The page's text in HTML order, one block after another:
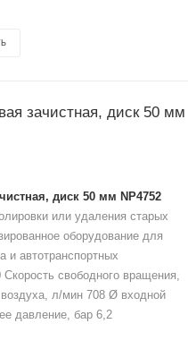
зачистная, диск 50 мм
диск 50 мм NP4752
или удаления старых
оборудование для
и автотранспортных
свободного вращения,
л/мин 708 Ø входной
давление, бар 6,2